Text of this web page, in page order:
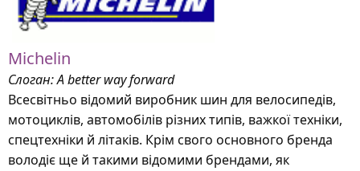
Michelin
Слоган: A better way forward
Всесвітньо відомий виробник шин для велосипедів,
мотоциклів, автомобілів різних типів, важкої техніки,
спецтехніки й літаків. Крім свого основного бренда
володіє ще й такими відомими брендами, як